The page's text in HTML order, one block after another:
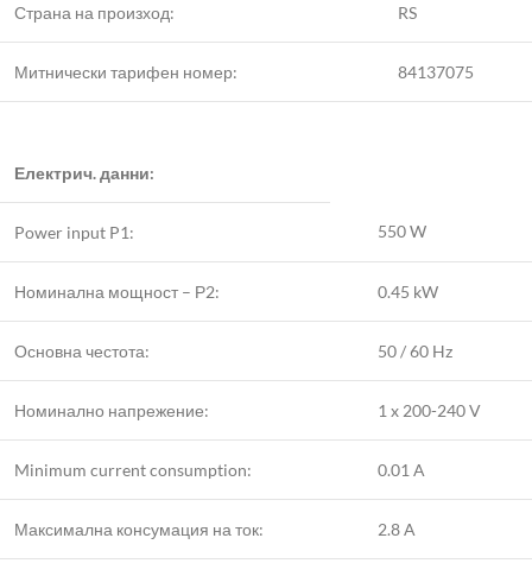
Страна на произход: RS
Митнически тарифен номер: 84137075
Електрич. данни:
Power input P1: 550 W
Номинална мощност – Р2: 0.45 kW
Основна честота: 50 / 60 Hz
Номинално напрежение: 1 x 200-240 V
Minimum current consumption: 0.01 A
Максимална консумация на ток: 2.8 A